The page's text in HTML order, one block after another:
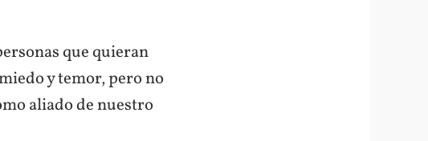
que quieran
y temor, pero no
aliado de nuestro